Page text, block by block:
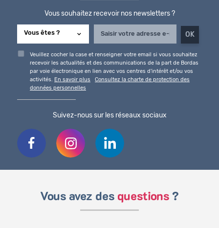
Vous souhaitez recevoir nos newsletters ?
Veuillez cocher la case et renseigner votre email si vous souhaitez
recevoir les actualités et des communications de la part de Bordas
par voie électronique en lien avec vos centres d'intérêt et/ou vos
activités.
En savoir plus
Consultez la charte de protection des
données personnelles
Suivez-nous sur les réseaux sociaux
Vous avez des questions ?